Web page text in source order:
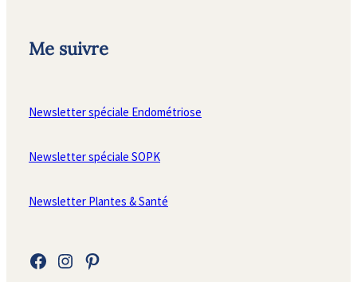
Me suivre
Newsletter spéciale Endométriose
Newsletter spéciale SOPK
Newsletter Plantes & Santé
Facebook Instagram Pinterest